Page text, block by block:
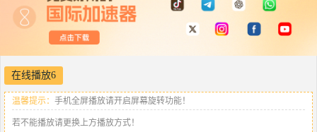
在线播放6
温馨提示： 手机全屏播放请开启屏幕旋转功能！
若不能播放请更换上方播放方式！